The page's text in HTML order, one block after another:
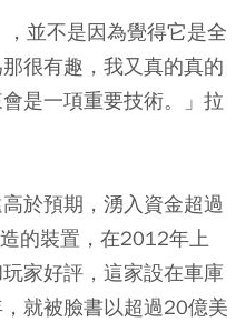
，並不是因為覺得它是全
很有趣，我又真的真的
是一項重要技術。」拉
於預期，湧入資金超過
的裝置，在2012年上
家好評，這家設在車庫
就被臉書以超過20億美